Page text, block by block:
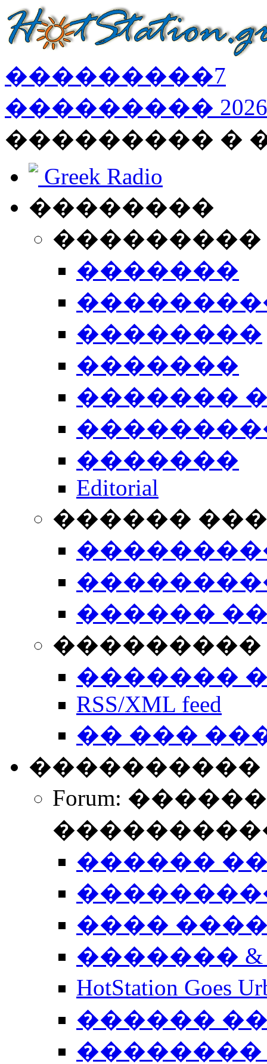
���������7
��������� 2026
��������� �
Greek Radio
��������
�������
��������
�������
�������
�������
Editorial
������
������
���������
�������
RSS/XML feed
�� ���
����������
Forum:
������
����
�������
HotStation
������
��������